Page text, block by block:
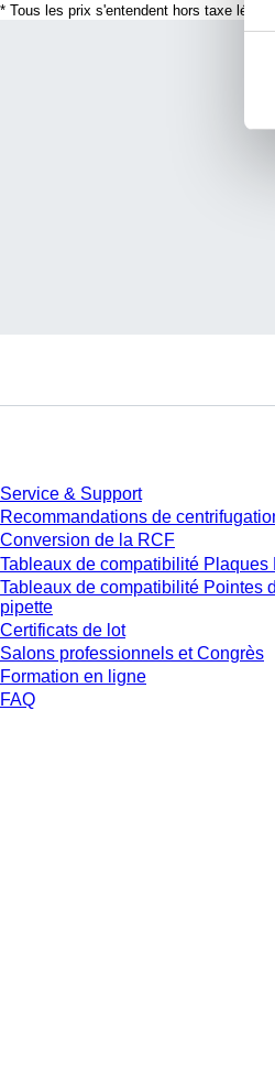
* Tous les prix s'entendent hors taxe
Service & Support
Recommandations de
Conversion de la RCF
Tableaux de compatibilité Plaques
Tableaux de compatibilité Pointes
pipette
Certificats de lot
Salons professionnels et Congrès
Formation en ligne
FAQ